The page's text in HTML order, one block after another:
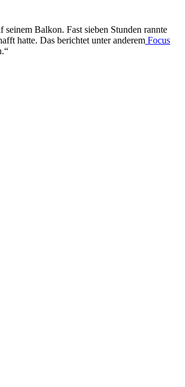
Balkon. Fast sieben Stunden rannte
hatte. Das berichtet unter anderem Focus